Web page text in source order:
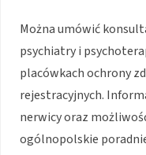
Można umówić
psychiatry i
placówkach ochrony
rejestracyjnych.
nerwicy oraz
ogólnopolskie